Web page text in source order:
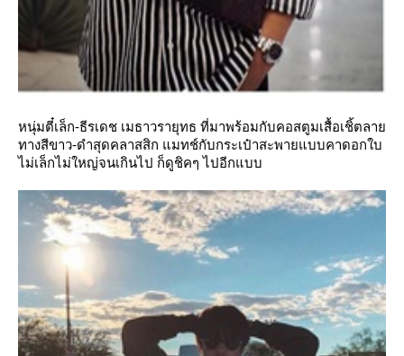
หนุ่มตี๋เล็ก-ธีรเดช เมธาวรายุทธ ที่มาพร้อมกับคอสตูมเสื้อเชิ้ตลา
ทางสีขาว-ดำสุดคลาสสิก แมทช์กับกระเป๋าสะพายแบบคาดอกใบ
ไม่เล็กไม่ใหญ่จนเกินไป ก็ดูชิคๆ ไปอีกแบบ